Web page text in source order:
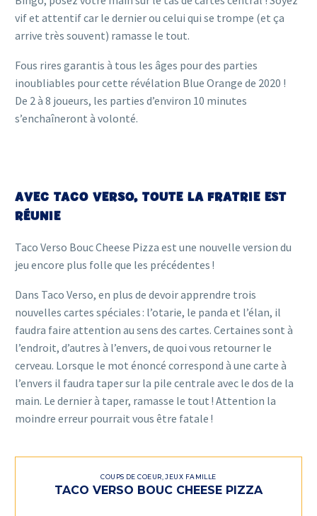
vif et attentif car le dernier ou celui qui se trompe (et ça
arrive très souvent) ramasse le tout.
Fous rires garantis à tous les âges pour des parties
inoubliables pour cette révélation Blue Orange de 2020 !
De 2 à 8 joueurs, les parties d’environ 10 minutes
s’enchaîneront à volonté.
AVEC TACO VERSO, TOUTE LA FRATRIE EST
RÉUNIE
Taco Verso Bouc Cheese Pizza est une nouvelle version du
jeu encore plus folle que les précédentes !
Dans Taco Verso, en plus de devoir apprendre trois
nouvelles cartes spéciales : l’otarie, le panda et l’élan, il
faudra faire attention au sens des cartes. Certaines sont à
l’endroit, d’autres à l’envers, de quoi vous retourner le
cerveau. Lorsque le mot énoncé correspond à une carte à
l’envers il faudra taper sur la pile centrale avec le dos de la
main. Le dernier à taper, ramasse le tout ! Attention la
moindre erreur pourrait vous être fatale !
COUPS DE COEUR ,JEUX FAMILLE
TACO VERSO BOUC CHEESE PIZZA